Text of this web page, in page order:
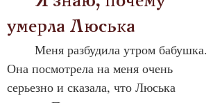
умерла Люська
Она посмотрела на меня очень
серьезно и сказала, что Люська